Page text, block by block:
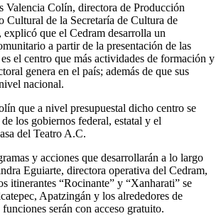
Valencia Colín, directora de Producción
Cultural de la Secretaría de Cultura de
que el Cedram desarrolla un
a partir de la presentación de las
el centro que más actividades de formación y
genera en el país; además de que sus
nacional.
que a nivel presupuestal dicho centro se
los gobiernos federal, estatal y el
del Teatro A.C.
y acciones que desarrollarán a lo largo
Eguiarte, directora operativa del Cedram,
itinerantes “Rocinante” y “Xanharati” se
Apatzingán y los alrededores de
serán con acceso gratuito.